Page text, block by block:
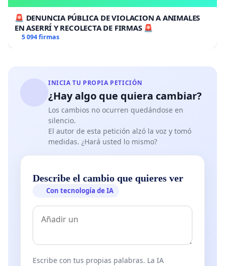
🚨 DENUNCIA PÚBLICA DE VIOLACION A ANIMALES
EN ASERRÍ Y RECOLECTA DE FIRMAS 🚨
5 094 firmas
INICIA TU PROPIA PETICIÓN
¿Hay algo que quiera cambiar?
Los cambios no ocurren quedándose en
silencio.
El autor de esta petición alzó la voz y tomó
medidas. ¿Hará usted lo mismo?
Describe el cambio que quieres ver
Con tecnología de IA
Escribe con tus propias palabras. La IA